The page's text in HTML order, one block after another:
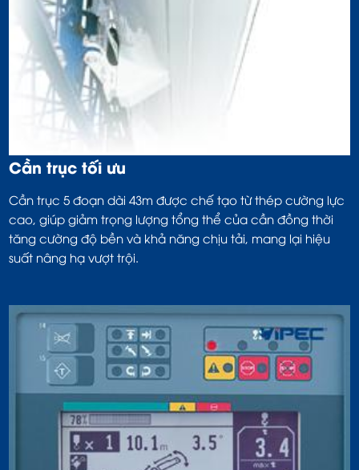
Cần trục tối ưu
Cần trục 5 đoạn dài 43m được chế tạo từ thép cường lực
cao, giúp giảm trọng lượng tổng thể của cần đồng thời
tăng cường độ bền và khả năng chịu tải, mang lại hiệu
suất nâng hạ vượt trội.